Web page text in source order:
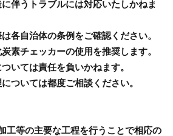
伴うトラブルには対応いたしかねま
各自治体の条例をご確認ください。
素チェッカーの使用を推奨します。
いては責任を負いかねます。
ついては都度ご相談ください。
工等の主要な工程を行うことで相応の